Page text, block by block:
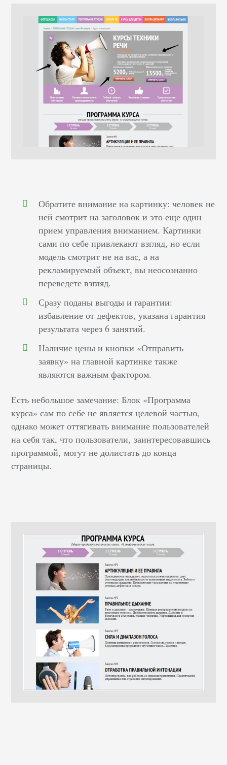
Обратите внимание на картинку: человек не
ней смотрит на заголовок и это еще один
прием управления вниманием. Картинки
сами по себе привлекают взгляд, но если
модель смотрит не на вас, а на
рекламируемый объект, вы неосознанно
переведете взгляд.
Сразу поданы выгоды и гарантии:
избавление от дефектов, указана гарантия
результата через 6 занятий.
Наличие цены и кнопки «Отправить
заявку» на главной картинке также
являются важным фактором.
Есть небольшое замечание: Блок «Программа
курса» сам по себе не является целевой частью,
однако может оттягивать внимание пользователей
на себя так, что пользователи, заинтересовавшись
программой, могут не долистать до конца
страницы.